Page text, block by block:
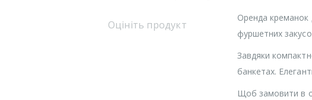
Оренда креманок
фуршетних
Завдяки
банкетах.
Щоб замовити в
Оцініть продукт